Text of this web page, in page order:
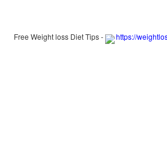
Free Weight loss Diet Tips - https://